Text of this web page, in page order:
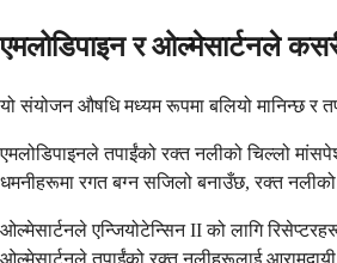
एमलोडिपाइन र ओल्मेसार्टनले
यो संयोजन औषधि मध्यम रूपमा बलियो मानिन्छ र
एमलोडिपाइनले तपाईंको रक्त नलीको चिल्लो
धमनीहरूमा रगत बग्न सजिलो बनाउँछ, रक्त नलीको
ओल्मेसार्टनले एन्जियोटेन्सिन II को लागि
ओल्मेसार्टनले तपाईंको रक्त नलीहरूलाई आरामदायी